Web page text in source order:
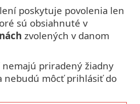
poskytuje povolenia len
sú obsiahnuté v
zvolených v danom
priradený žiadny
nebudú môcť prihlásiť do